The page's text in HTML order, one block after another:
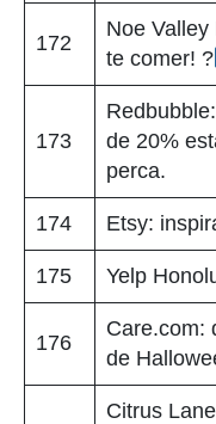
172
Noe
te comer! ?‍
173
de 20%
perca.
174 Etsy:
175 Yelp
176
Care.com:
de
Citrus